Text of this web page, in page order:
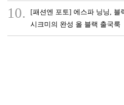
10.
[패션엔 포토] 에스파 닝닝, 블
시크미의 완성 올 블랙 출국룩